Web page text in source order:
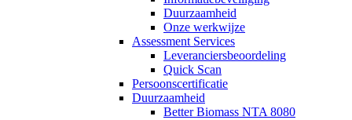
Duurzaamheid
Onze werkwijze
Assessment Services
Leveranciersbeoordeling
Quick Scan
Persoonscertificatie
Duurzaamheid
Better Biomass NTA 8080